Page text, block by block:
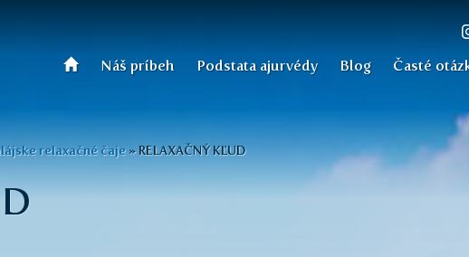
Náš príbeh Podstata ajurvédy Blog Časté
relaxačné čaje » RELAXAČNÝ KĽUD